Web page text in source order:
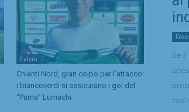
Calcio
Chianti Nord, gran colpo per l’attacco:
i biancoverdi si assicurano i gol del
“Puma” Lumachi
Se
così